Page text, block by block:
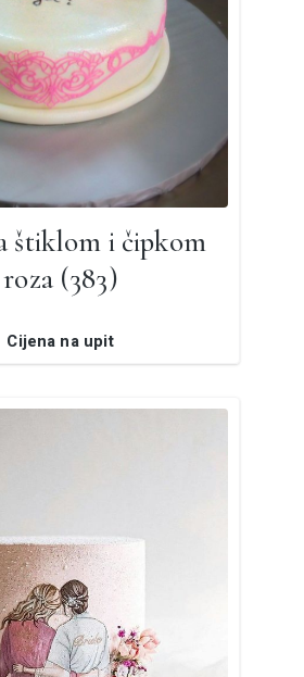
štiklom i čipkom
roza (383)
Cijena na upit